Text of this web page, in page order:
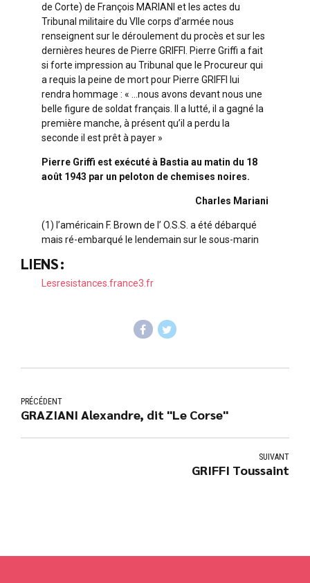
de Corte) de François MARIANI et les actes du
Tribunal militaire du VIIe corps d’armée nous
renseignent sur le déroulement du procès et sur les
dernières heures de Pierre GRIFFI. Pierre Griffi a fait
si forte impression au Tribunal que le Procureur qui
a requis la peine de mort pour Pierre GRIFFI lui
rendra hommage : « …nous avons devant nous une
belle figure de soldat français. Il a lutté, il a gagné la
première manche, à présent qu’il a perdu la
seconde il est prêt à payer »
Pierre Griffi est exécuté à Bastia au matin du 18
août 1943 par un peloton de chemises noires.
Charles Mariani
(1) l’américain F. Brown de l’ O.S.S. a été débarqué
mais ré-embarqué le lendemain sur le sous-marin
LIENS :
Lesresistances.france3.fr
PRÉCÉDENT
GRAZIANI Alexandre, dit "Le Corse"
SUIVANT
GRIFFI Toussaint